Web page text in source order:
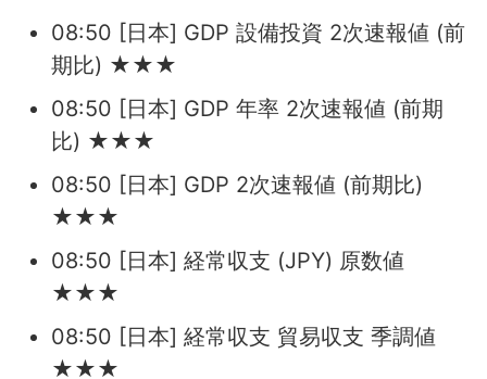
08:50 [日本] GDP 設備投資 2次速報値 (前
期比) ★★★
08:50 [日本] GDP 年率 2次速報値 (前期
比) ★★★
08:50 [日本] GDP 2次速報値 (前期比)
★★★
08:50 [日本] 経常収支 (JPY) 原数値
★★★
08:50 [日本] 経常収支 貿易収支 季調値
★★★